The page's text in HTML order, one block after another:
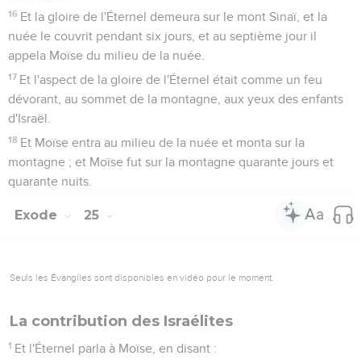
16 Et la gloire de l'Éternel demeura sur le mont Sinaï, et la
nuée le couvrit pendant six jours, et au septième jour il
appela Moïse du milieu de la nuée.
17 Et l'aspect de la gloire de l'Éternel était comme un feu
dévorant, au sommet de la montagne, aux yeux des enfants
d'Israël.
18 Et Moïse entra au milieu de la nuée et monta sur la
montagne ; et Moïse fut sur la montagne quarante jours et
quarante nuits.
Exode 25
Seuls les Évangiles sont disponibles en vidéo pour le moment.
La contribution des Israélites
1 Et l'Éternel parla à Moïse, en disant :